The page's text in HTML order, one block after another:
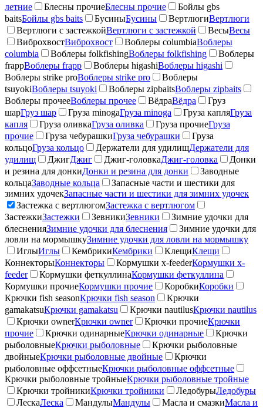
летние
Блесны прочиеБлесны прочие
Бойлы gbs
baitsБойлы gbs baits БусиныБусины ВертлюгиВертлюги
Вертлюги с застежкойВертлюги с застежкой ВесыВесы
ВиброхвостВиброхвост Воблеры columbiaВоблеры
columbia
Воблеры folkfishingВоблеры folkfishing
Воблеры
frappВоблеры frapp Воблеры higashiВоблеры higashi
Воблеры strike proВоблеры strike pro
Воблеры
tsuyokiВоблеры tsuyoki Воблеры zipbaitsВоблеры zipbaits
Воблеры прочееВоблеры прочее ВёдраВёдра
Груз
шарГруз шар Груза minogaГруза minoga Груза капляГруза
капля
Груза оливкаГруза оливка Груза прочиеГруза
прочие
Груза чебурашкиГруза чебурашки
Груза
кольцоГруза кольцо Держатели для удилищДержатели для
удилищ
ДжигДжиг Джиг-головкаДжиг-головка
Донки
и резина для донкиДонки и резина для донки
Заводные
кольцаЗаводные кольца
Запасные части и шестики для
зимних удочекЗапасные части и шестики для зимних удочек
Застежка с вертлюгомЗастежка с вертлюгом
ЗастежкиЗастежки ЗевникиЗевники
Зимние удочки для
блесненияЗимние удочки для блеснения
Зимние удочки для
ловли на мормышкуЗимние удочки для ловли на мормышку
ИглыИглы КембрикиКембрики КлещиКлещи
КоннекторыКоннекторы Кормушки x-feederКормушки x-
feeder
Кормушки феткуллинаКормушки феткуллина
Кормушки прочиеКормушки прочие КоробкиКоробки
Крючки fish seasonКрючки fish season
Крючки
gamakatsuКрючки gamakatsu Крючки nautilusКрючки nautilus
Крючки ownerКрючки owner Крючки прочиеКрючки
прочие
Крючки одинарныеКрючки одинарные
Крючки
рыболовныеКрючки рыболовные
Крючки рыболовные
двойныеКрючки рыболовные двойные
Крючки
рыболовные оффсетныеКрючки рыболовные оффсетные
Крючки рыболовные тройныеКрючки рыболовные тройные
Крючки тройникиКрючки тройники ЛедобурыЛедобуры
ЛескаЛеска МандулыМандулы Масла и смазкиМасла и